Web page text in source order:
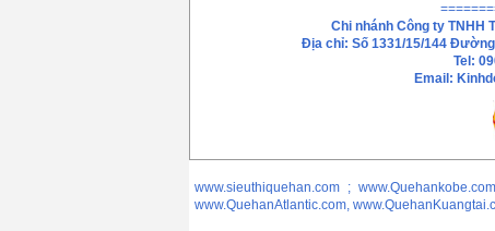
Chi nhánh Công ty TNHH
Địa chỉ: Số 1331/15/144
Tel:
Email:
www.sieuthiquehan.com ;
www.QuehanAtlantic.com,